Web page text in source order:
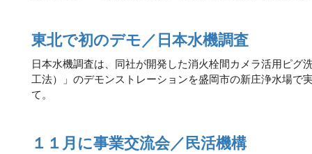
東北で初のデモ／日本水機調査
日本水機調査は、同社が開発した消火栓間カメラ活用ピグ
工法）」のデモンストレーションを盛岡市の新庄浄水場で
て。
１１月に事業交流会／民活機構